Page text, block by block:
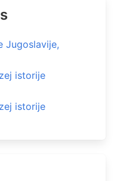
Jugoslavije,
istorije
istorije